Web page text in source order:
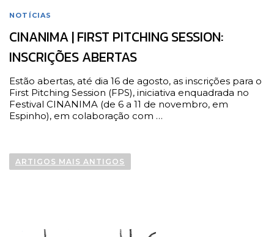
NOTÍCIAS
CINANIMA | FIRST PITCHING SESSION:
INSCRIÇÕES ABERTAS
Estão abertas, até dia 16 de agosto, as inscrições para o
First Pitching Session (FPS), iniciativa enquadrada no
Festival CINANIMA (de 6 a 11 de novembro, em
Espinho), em colaboração com …
a
v
ARTIGOS MAIS ANTIGOS